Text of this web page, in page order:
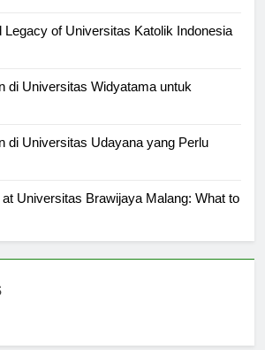
of Universitas Katolik Indonesia
di Universitas Widyatama untuk
di Universitas Udayana yang Perlu
at Universitas Brawijaya Malang: What to